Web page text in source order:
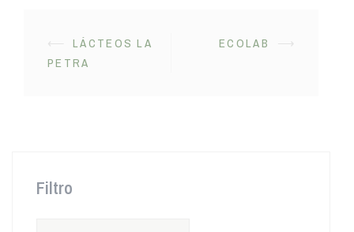
⟵ LÁCTEOS LA
PETRA
ECOLAB ⟶
Filtro